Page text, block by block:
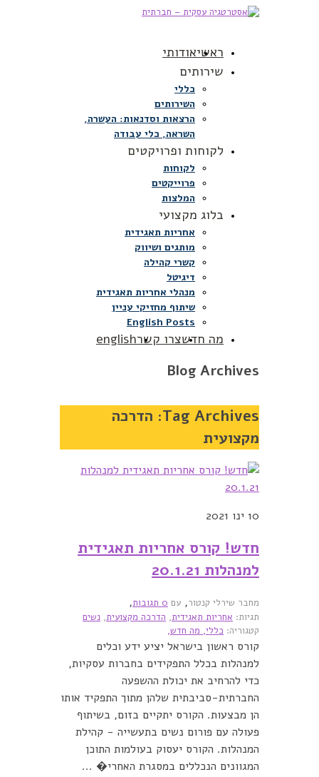
ראשיאודותי
שירותים
כללי
השירותים
הרצאות וסדנאות: העשרה,
השראה, כלי עבודה
לקוחות ופרויקטים
לקוחות
פרוייקטים
המלצות
בלוג מקצועי
אחריות תאגידית
מותגים ושיווק
קשרי קהילה
דיגיטל
מנהלי אחריות תאגידית
שיתוף מחזיקי עניין
English Posts
מה חדשצרו קשרenglish
Blog Archives
Tag Archives: הדרכה
מקצועית
10 ינו 2021
חדש! קורס אחריות תאגידית
למנהלות 20.1.21
מחבר שירלי קנטור, עם 0 תגובות ,
קטגוריה: כללי, מה חדש,
תגיות: אחריות תאגידית, הדרכה מקצועית, נשים
קורס ראשון בישראל יציע ידע וכלים
למנהלות בכלל התפקידים בחברות עסקיות,
כדי להרחיב את יכולת ההשפעה
החברתית-סביבתית שלהן מתוך התפקיד אותו
הן מבצעות. הקורס יתקיים בזום, בשיתוף
פעולה עם פורום נשים בתעשייה - קהילת
המנהלות. הקורס יעסוק בעולמות התוכן
המגוונים הנכללים במסגרת האחרי� ...